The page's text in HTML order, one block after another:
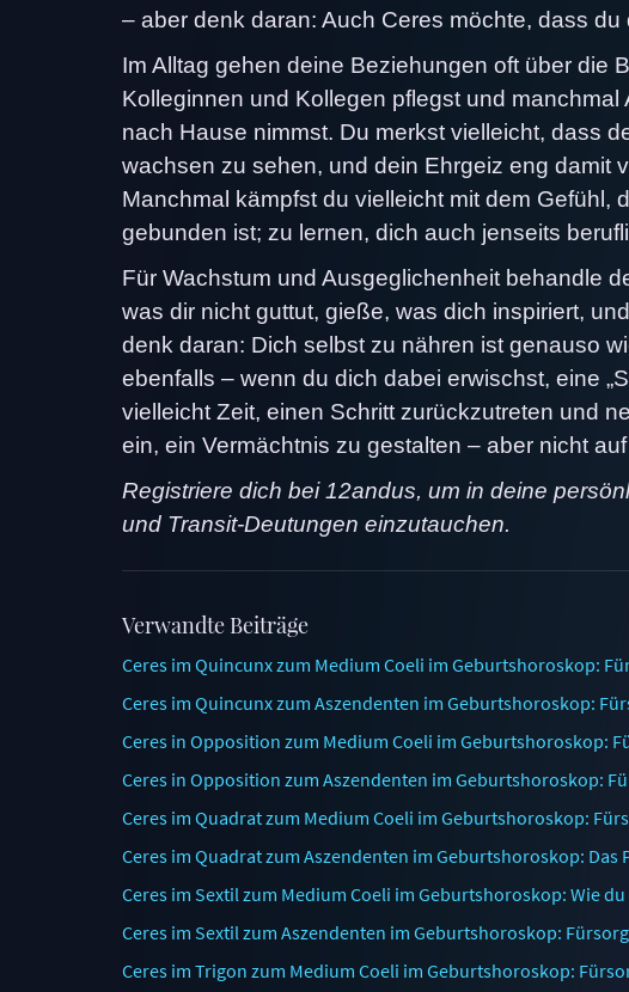
– aber denk daran: Auch Ceres möchte, dass
Im Alltag gehen deine Beziehungen oft über die
Kolleginnen und Kollegen pflegst und
nach Hause nimmst. Du merkst vielleicht, dass
wachsen zu sehen, und dein Ehrgeiz eng damit
Manchmal kämpfst du vielleicht mit dem Gefühl,
gebunden ist; zu lernen, dich auch jenseits
Für Wachstum und Ausgeglichenheit behandle
was dir nicht guttut, gieße, was dich inspiriert,
denk daran: Dich selbst zu nähren ist genauso
ebenfalls – wenn du dich dabei erwischst, eine
vielleicht Zeit, einen Schritt zurückzutreten und
ein, ein Vermächtnis zu gestalten – aber nicht
Registriere dich bei 12andus, um in deine
und Transit-Deutungen einzutauchen.
Verwandte Beiträge
Ceres im Quincunx zum Medium Coeli im Geburtshoroskop:
Ceres im Quincunx zum Aszendenten im Geburtshoroskop:
Ceres in Opposition zum Medium Coeli im Geburtshoroskop:
Ceres in Opposition zum Aszendenten im Geburtshoroskop:
Ceres im Quadrat zum Medium Coeli im Geburtshoroskop:
Ceres im Quadrat zum Aszendenten im Geburtshoroskop: Das
Ceres im Sextil zum Medium Coeli im Geburtshoroskop: Wie
Ceres im Sextil zum Aszendenten im Geburtshoroskop:
Ceres im Trigon zum Medium Coeli im Geburtshoroskop: